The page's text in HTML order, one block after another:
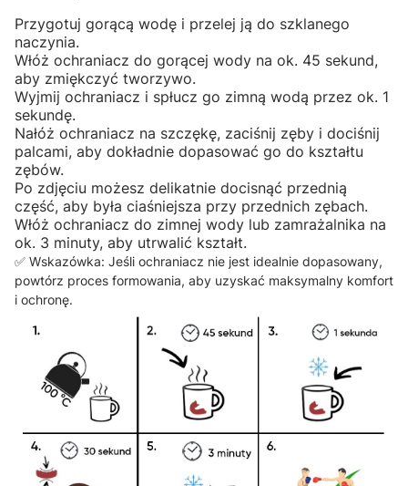
Przygotuj gorącą wodę i przelej ją do szklanego
naczynia.
Włóż ochraniacz do gorącej wody na ok. 45 sekund,
aby zmiękczyć tworzywo.
Wyjmij ochraniacz i spłucz go zimną wodą przez ok. 1
sekundę.
Nałóż ochraniacz na szczękę, zaciśnij zęby i dociśnij
palcami, aby dokładnie dopasować go do kształtu
zębów.
Po zdjęciu możesz delikatnie docisnąć przednią
część, aby była ciaśniejsza przy przednich zębach.
Włóż ochraniacz do zimnej wody lub zamrażalnika na
ok. 3 minuty, aby utrwalić kształt.
✅ Wskazówka: Jeśli ochraniacz nie jest idealnie dopasowany,
powtórz proces formowania, aby uzyskać maksymalny komfort
i ochronę.